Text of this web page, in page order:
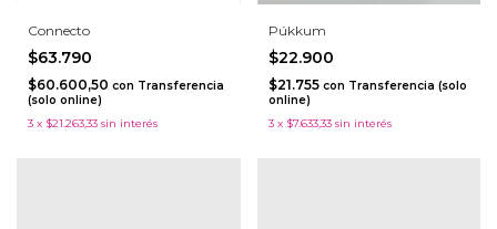
Connecto
$63.790
$60.600,50 con Transferencia
(solo online)
3 x $21.263,33 sin interés
Púkkum
$22.900
$21.755 con Transferencia (solo
online)
3 x $7.633,33 sin interés